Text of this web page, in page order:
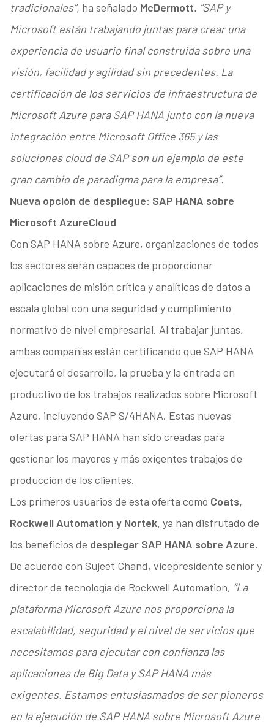
tradicionales”, ha señalado McDermott. “SAP y
Microsoft están trabajando juntas para crear una
experiencia de usuario final construida sobre una
visión, facilidad y agilidad sin precedentes. La
certificación de los servicios de infraestructura de
Microsoft Azure para SAP HANA junto con la nueva
integración entre Microsoft Office 365 y las
soluciones cloud de SAP son un ejemplo de este
gran cambio de paradigma para la empresa”.
Nueva opción de despliegue: SAP HANA sobre
Microsoft AzureCloud
Con SAP HANA sobre Azure, organizaciones de todos
los sectores serán capaces de proporcionar
aplicaciones de misión crítica y analíticas de datos a
escala global con una seguridad y cumplimiento
normativo de nivel empresarial. Al trabajar juntas,
ambas compañías están certificando que SAP HANA
ejecutará el desarrollo, la prueba y la entrada en
productivo de los trabajos realizados sobre Microsoft
Azure, incluyendo SAP S/4HANA. Estas nuevas
ofertas para SAP HANA han sido creadas para
gestionar los mayores y más exigentes trabajos de
producción de los clientes.
Los primeros usuarios de esta oferta como Coats,
Rockwell Automation y Nortek, ya han disfrutado de
los beneficios de desplegar SAP HANA sobre Azure.
De acuerdo con Sujeet Chand, vicepresidente senior y
director de tecnología de Rockwell Automation, “La
plataforma Microsoft Azure nos proporciona la
escalabilidad, seguridad y el nivel de servicios que
necesitamos para ejecutar con confianza las
aplicaciones de Big Data y SAP HANA más
exigentes. Estamos entusiasmados de ser pioneros
en la ejecución de SAP HANA sobre Microsoft Azure